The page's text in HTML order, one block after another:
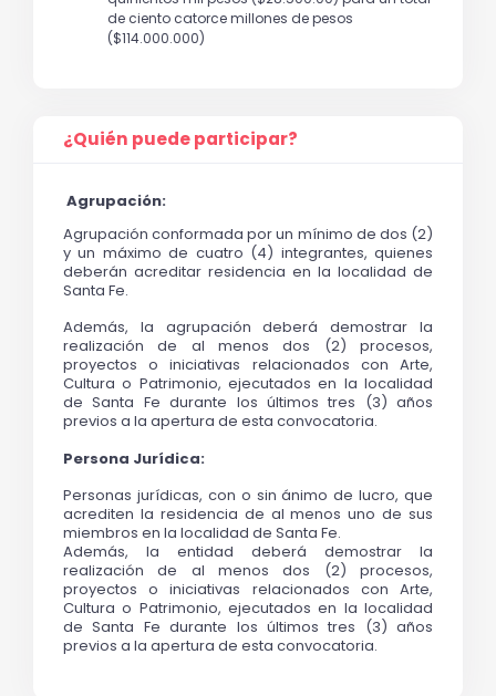
de ciento catorce millones de pesos
($114.000.000)
¿Quién puede participar?
Agrupación:
Agrupación conformada por un mínimo de dos (2)
y un máximo de cuatro (4) integrantes, quienes
deberán acreditar residencia en la localidad de
Santa Fe.
Además, la agrupación deberá demostrar la
realización de al menos dos (2) procesos,
proyectos o iniciativas relacionados con Arte,
Cultura o Patrimonio, ejecutados en la localidad
de Santa Fe durante los últimos tres (3) años
previos a la apertura de esta convocatoria.
Persona Jurídica:
Personas jurídicas, con o sin ánimo de lucro, que
acrediten la residencia de al menos uno de sus
miembros en la localidad de Santa Fe.
Además, la entidad deberá demostrar la
realización de al menos dos (2) procesos,
proyectos o iniciativas relacionados con Arte,
Cultura o Patrimonio, ejecutados en la localidad
de Santa Fe durante los últimos tres (3) años
previos a la apertura de esta convocatoria.